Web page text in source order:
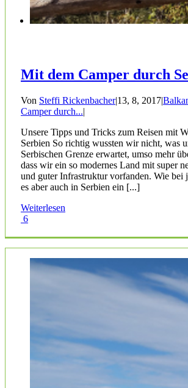
Mit dem Camper durch
Von Steffi Rickenbacher|13, 8, 2017|
Camper durch...|
Unsere Tipps und Tricks zum Reisen mit
Serbien So richtig wussten wir nicht, was
Serbischen Grenze erwartet, umso mehr
dass wir ein so modernes Land mit super
und guter Infrastruktur vorfanden. Wie bei
es aber auch in Serbien ein [...]
Weiterlesen
6